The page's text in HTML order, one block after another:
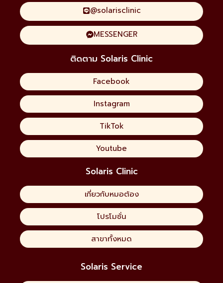
@solarisclinic
MESSENGER
ติดตาม Solaris Clinic
Facebook
Instagram
TikTok
Youtube
Solaris Clinic
เกี่ยวกับหมอต้อง
โปรโมชั่น
สาขาทั้งหมด
Solaris Service